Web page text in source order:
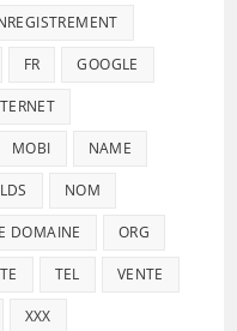
FR GOOGLE
MOBI NAME
NOM
DOMAINE ORG
TEL VENTE
XXX